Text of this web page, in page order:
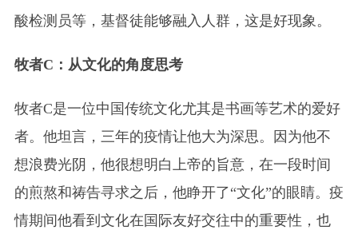
酸检测员等，基督徒能够融入人群，这是好现象。
牧者C：从文化的角度思考
牧者C是一位中国传统文化尤其是书画等艺术的爱好
者。他坦言，三年的疫情让他大为深思。因为他不
想浪费光阴，他很想明白上帝的旨意，在一段时间
的煎熬和祷告寻求之后，他睁开了“文化”的眼睛。疫
情期间他看到文化在国际友好交往中的重要性，也